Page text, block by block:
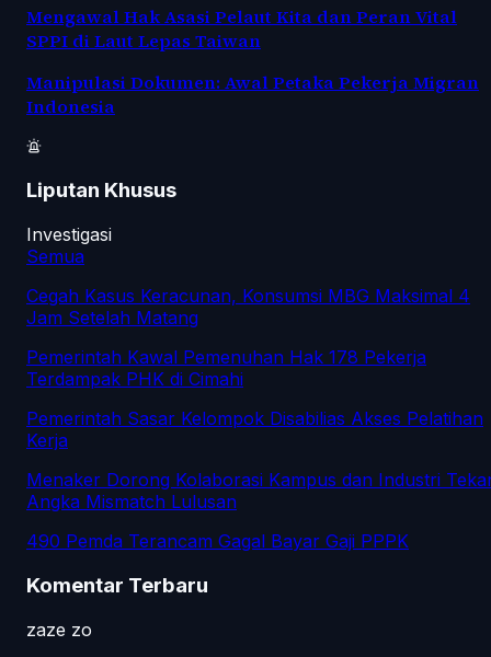
Mengawal Hak Asasi Pelaut Kita dan Peran Vital
SPPI di Laut Lepas Taiwan
Manipulasi Dokumen: Awal Petaka Pekerja Migran
Indonesia
Liputan Khusus
Investigasi
Semua
Cegah Kasus Keracunan, Konsumsi MBG Maksimal 4
Jam Setelah Matang
Pemerintah Kawal Pemenuhan Hak 178 Pekerja
Terdampak PHK di Cimahi
Pemerintah Sasar Kelompok Disabilias Akses Pelatihan
Kerja
Menaker Dorong Kolaborasi Kampus dan Industri
Angka Mismatch Lulusan
490 Pemda Terancam Gagal Bayar Gaji PPPK
Komentar Terbaru
zaze zo